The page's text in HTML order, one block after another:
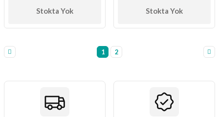
Stokta Yok Stokta Yok
1 2